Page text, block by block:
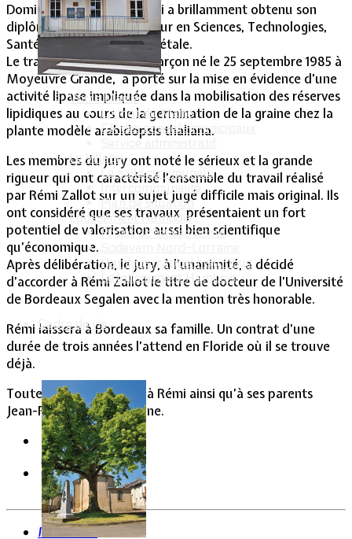
Votre Mairie
Le mot du Maire
CR des conseils municipaux
Service administratif
Le Village
La salle communale
Intercommunalité
Plan de situation
Lotissement Hambois
Projet de lotissements
Hambois, rappel historique
Le lotissement Hambois
Cadre de vie
Domicilié à Bordeaux, Rémi a brillamment obtenu son
diplôme national de docteur en Sciences, Technologies,
Santé, option Biologie végétale.
Le travail de thèse de ce garçon né le 25 septembre 1985 à
Moyeuvre Grande, a porté sur la mise en évidence d’une
activité lipase impliquée dans la mobilisation des réserves
lipidiques au cours de la germination de la graine chez la
plante modèle arabidopsis thaliana.
Les membres du jury ont noté le sérieux et la grande
rigueur qui ont caractérisé l’ensemble du travail réalisé
par Rémi Zallot sur un sujet jugé difficile mais original. Ils
ont considéré que ses travaux présentaient un fort
potentiel de valorisation aussi bien scientifique
qu’économique.
Après délibération, le jury, à l’unanimité, a décidé
d’accorder à Rémi Zallot le titre de docteur de l’Université
de Bordeaux Segalen avec la mention très honorable.
Rémi laissera à Bordeaux sa famille. Un contrat d’une
durée de trois années l’attend en Floride où il se trouve
déjà.
Toutes nos félicitations à Rémi ainsi qu’à ses parents
Jean-François et Catherine.
Précédent